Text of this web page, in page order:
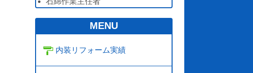
MENU
内装リフォーム実績